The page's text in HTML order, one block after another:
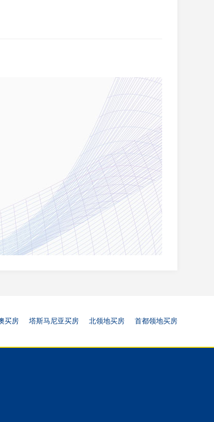
买房 塔斯马尼亚买房 北领地买房 首都领地买房